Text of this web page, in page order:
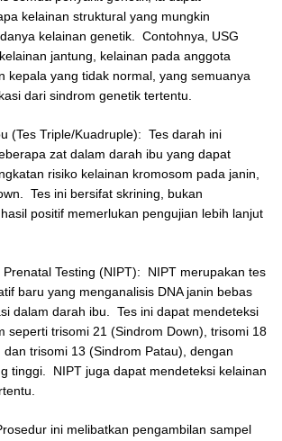
kelainan struktural yang mungkin
kelainan genetik. Contohnya, USG
jantung, kelainan pada anggota
kepala yang tidak normal, yang semuanya
dari sindrom genetik tertentu.
(Tes Triple/Kuadruple): Tes darah ini
zat dalam darah ibu yang dapat
risiko kelainan kromosom pada janin,
Tes ini bersifat skrining, bukan
positif memerlukan pengujian lebih lanjut
Prenatal Testing (NIPT): NIPT merupakan tes
baru yang menganalisis DNA janin bebas
dalam darah ibu. Tes ini dapat mendeteksi
seperti trisomi 21 (Sindrom Down), trisomi 18
trisomi 13 (Sindrom Patau), dengan
tinggi. NIPT juga dapat mendeteksi kelainan
ini melibatkan pengambilan sampel